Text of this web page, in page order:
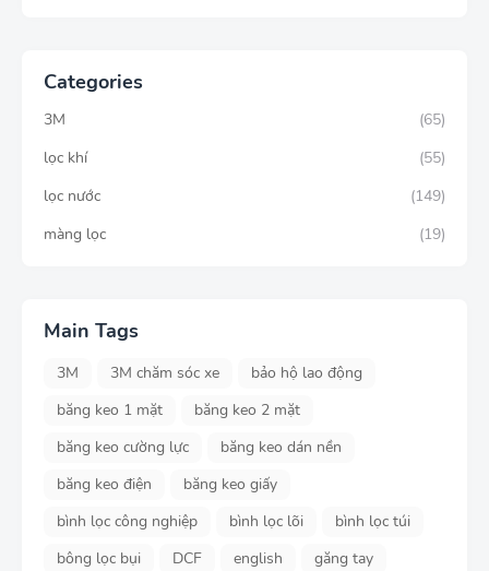
Categories
3M
(65)
lọc khí
(55)
lọc nước
(149)
màng lọc
(19)
Main Tags
3M 3M chăm sóc xe
bảo hộ lao động
băng keo 1 mặt
băng keo 2 mặt
băng keo cường lực
băng keo dán nền
băng keo điện
băng keo giấy
bình lọc công nghiệp
bình lọc lõi
bình lọc túi
bông lọc bụi
DCF english
găng tay